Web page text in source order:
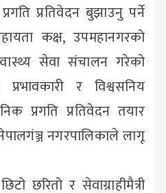
प्रतिवेदन बुझाउनु पर्ने
कक्ष, उपमहानगरको
सेवा संचालन गरेको
र विश्वसनिय
प्रगति प्रतिवेदन तयार
नगरपालिकाले लागू
छरितो र सेवाग्राहीमैत्री